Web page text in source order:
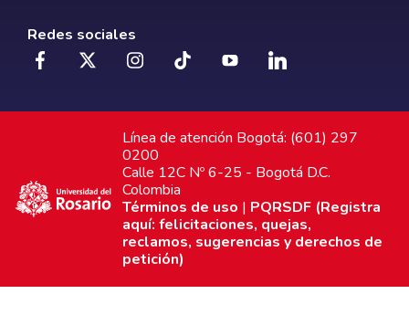
Redes sociales
Línea de atención Bogotá: (601) 297
0200
Calle 12C Nº 6-25 - Bogotá D.C.
Colombia
Términos de uso | PQRSDF (Registra
aquí: felicitaciones, quejas,
reclamos, sugerencias y derechos de
petición)